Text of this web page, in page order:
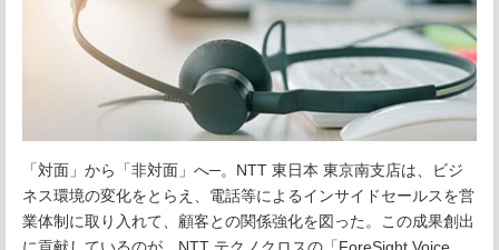
「対面」から「非対面」へ─。NTT 東日本 東京南支店は、ビジ
ネス環境の変化をとらえ、電話等によるインサイドセールスを営
業体制に取り入れて、顧客との関係強化を図った。この成果創出